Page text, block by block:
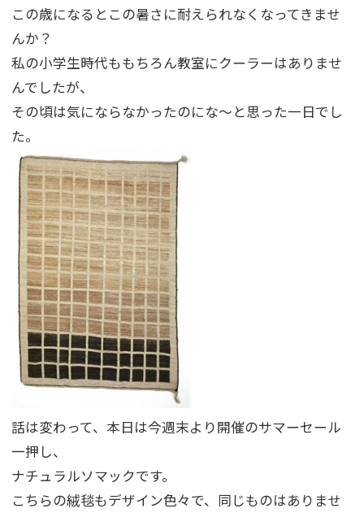
この歳になるとこの暑さに耐えられなくなってきませ
んか？
私の小学生時代ももちろん教室にクーラーはありませ
んでしたが、
その頃は気にならなかったのにな〜と思った一日でし
た。
話は変わって、本日は今週末より開催のサマーセール
一押し、
ナチュラルソマックです。
こちらの絨毯もデザイン色々で、同じものはありませ